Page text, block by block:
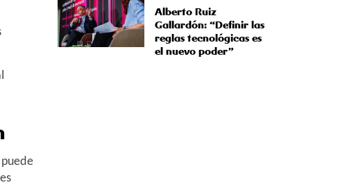
Alberto Ruiz
Gallardón: “Definir las
reglas tecnológicas es
el nuevo poder”